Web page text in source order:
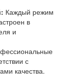
Каждый режим
в
и
с
качества.